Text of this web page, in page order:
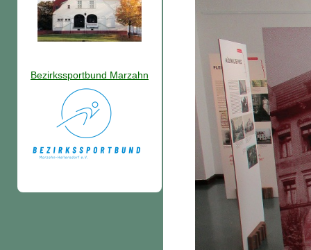
Bezirkssportbund Marzahn